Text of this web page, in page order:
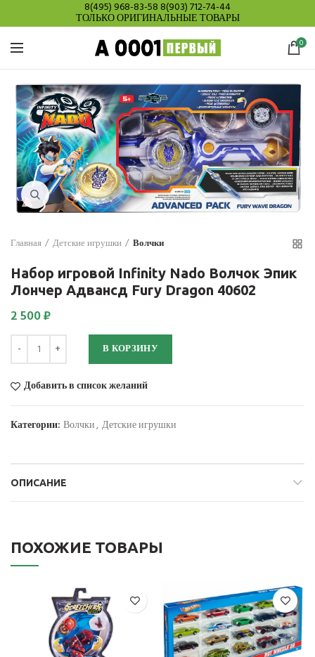
8(495) 968-83-58 8(903) 712-74-44
ТОЛЬКО ОРИГИНАЛЬНЫЕ ТОВАРЫ
0
Нажмите для увеличения
Главная Детские игрушки Волчки
Набор игровой Infinity Nado Волчок Эпик
Лончер Адвансд Fury Dragon 40602
2 500₽
Количество В КОРЗИНУ
Добавить в список желаний
Категории: Волчки, Детские игрушки
ОПИСАНИЕ
ПОХОЖИЕ ТОВАРЫ